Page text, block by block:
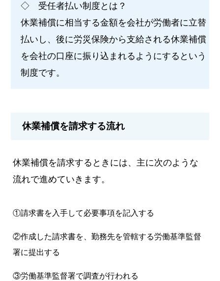
◇ 受任者払い制度とは？
休業補償に相当する金額を会社が労働者に立替
払いし、後に労災保険から支給される休業補償
を会社の口座に振り込まれるようにするという
制度です。
休業補償を請求する流れ
休業補償を請求するときには、主に次のような
流れで進めていきます。
①請求書を入手して必要事項を記入する
②作成した請求書を、勤務先を管轄する労働基準監督
署に提出する
③労働基準監督署で調査が行われる